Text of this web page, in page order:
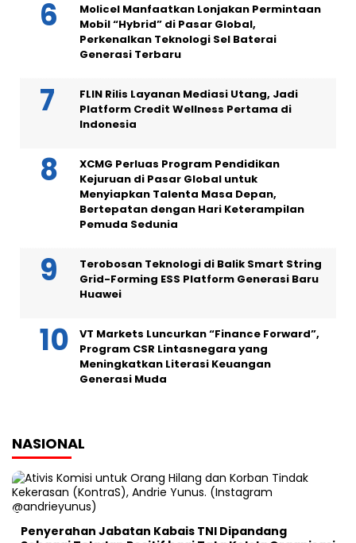
Molicel Manfaatkan Lonjakan Permintaan
Mobil “Hybrid” di Pasar Global,
Perkenalkan Teknologi Sel Baterai
Generasi Terbaru
FLIN Rilis Layanan Mediasi Utang, Jadi
Platform Credit Wellness Pertama di
Indonesia
XCMG Perluas Program Pendidikan
Kejuruan di Pasar Global untuk
Menyiapkan Talenta Masa Depan,
Bertepatan dengan Hari Keterampilan
Pemuda Sedunia
Terobosan Teknologi di Balik Smart String
Grid-Forming ESS Platform Generasi Baru
Huawei
VT Markets Luncurkan “Finance Forward”,
Program CSR Lintasnegara yang
Meningkatkan Literasi Keuangan
Generasi Muda
NASIONAL
Penyerahan Jabatan Kabais TNI Dipandang